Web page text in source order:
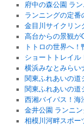
府中の森公園 ラ
ランニングの定
金目川サイクリン
高台からの景観が
トトロの世界へ
ショートトレイル
横浜みなとみらい
関東ふれあいの道
関東ふれあいの道
西湘バイパス！海
金井公園 ランニ
相模川河畔スポー